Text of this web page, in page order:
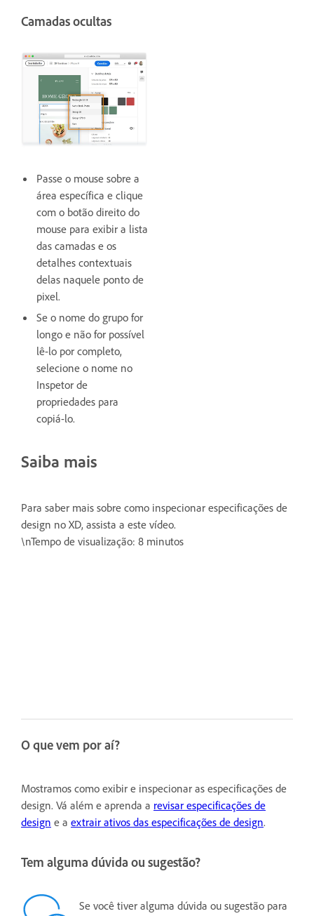
Camadas ocultas
Passe o mouse sobre a
área específica e clique
com o botão direito do
mouse para exibir a lista
das camadas e os
detalhes contextuais
delas naquele ponto de
pixel.
Se o nome do grupo for
longo e não for possível
lê-lo por completo,
selecione o nome no
Inspetor de
propriedades para
copiá-lo.
Saiba mais
Para saber mais sobre como inspecionar especificações de
design no XD, assista a este vídeo.
\nTempo de visualização: 8 minutos
O que vem por aí?
Mostramos como exibir e inspecionar as especificações de
design. Vá além e aprenda a revisar especificações de
design e a extrair ativos das especificações de design.
Tem alguma dúvida ou sugestão?
Se você tiver alguma dúvida ou sugestão para